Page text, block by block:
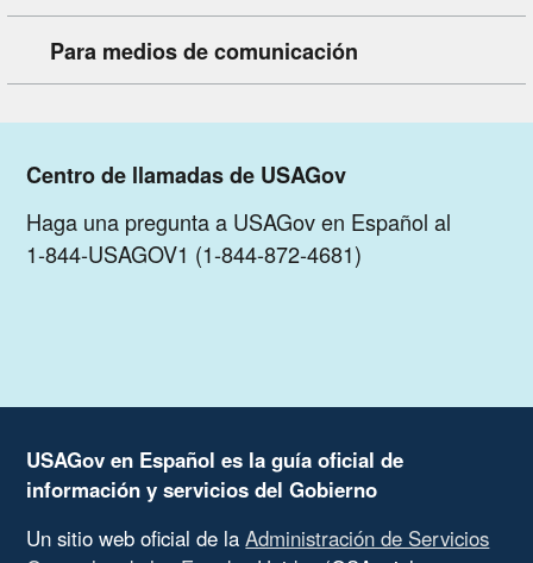
Para medios de comunicación
Centro de llamadas de USAGov
Haga una pregunta a USAGov en Español al
1-844-USAGOV1 (1-844-872-4681)
USAGov en Español es la guía oficial de
información y servicios del Gobierno
Un sitio web oficial de laAdministración de Servicios